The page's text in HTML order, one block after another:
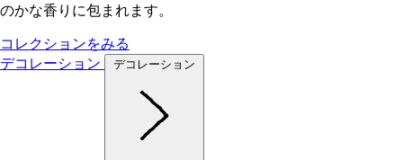
のかな香りに包まれます。
コレクションをみる
デコレーション
デコレーション